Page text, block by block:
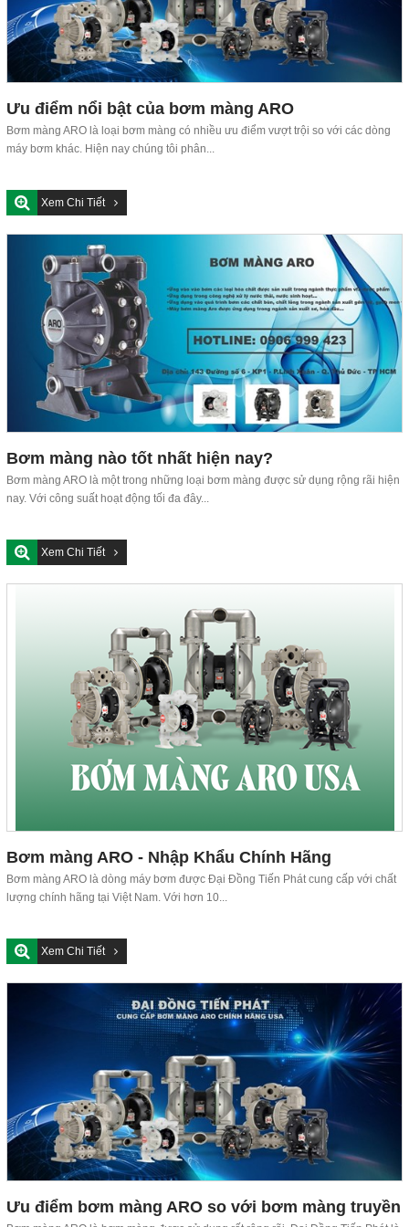
Ưu điểm nổi bật của bơm màng ARO
Bơm màng ARO là loại bơm màng có nhiều ưu điểm vượt trội so với các dòng
máy bơm khác. Hiện nay chúng tôi phân...
Xem Chi Tiết
Bơm màng nào tốt nhất hiện nay?
Bơm màng ARO là một trong những loại bơm màng được sử dụng rộng rãi hiện
nay. Với công suất hoạt động tối đa đây...
Xem Chi Tiết
Bơm màng ARO - Nhập Khẩu Chính Hãng
Bơm màng ARO là dòng máy bơm được Đại Đồng Tiến Phát cung cấp với chất
lượng chính hãng tại Việt Nam. Với hơn 10...
Xem Chi Tiết
Ưu điểm bơm màng ARO so với bơm màng truyền